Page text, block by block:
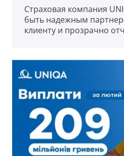
Страховая компания
быть надежным
клиенту и прозрачно